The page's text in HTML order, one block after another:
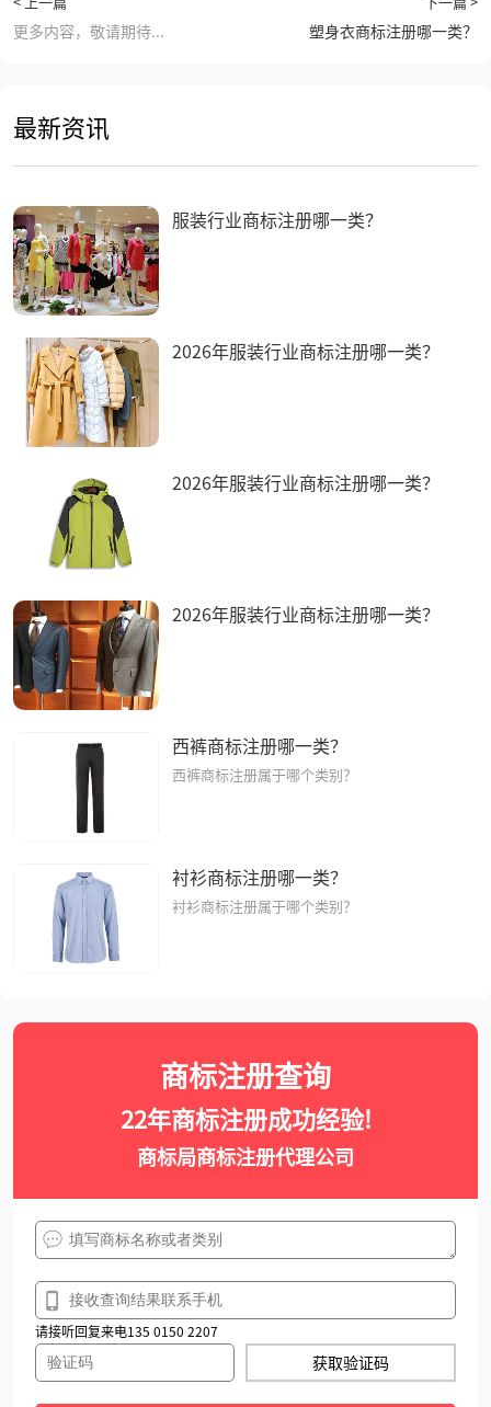
更多内容，敬请期待... 塑身衣商标注册哪一类？
最新资讯
服装行业商标注册哪一类？
2026年服装行业商标注册哪一类？
2026年服装行业商标注册哪一类？
2026年服装行业商标注册哪一类？
西裤商标注册哪一类？
西裤商标注册属于哪个类别？
衬衫商标注册哪一类？
衬衫商标注册属于哪个类别？
商标注册查询
22年商标注册成功经验!
商标局商标注册代理公司
请接听回复来电135 0150 2207
获取验证码